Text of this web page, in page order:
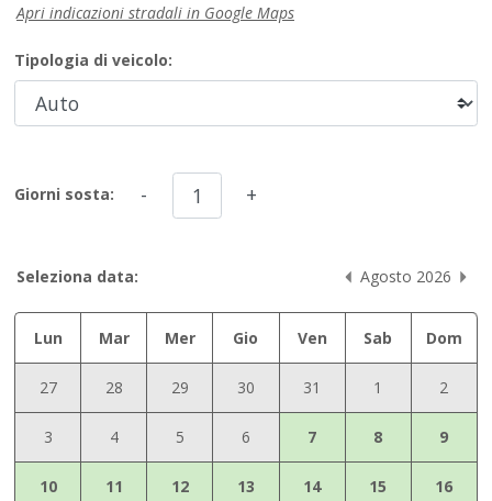
Apri indicazioni stradali in Google Maps
Tipologia di veicolo:
Giorni sosta: - +
Seleziona data: Agosto 2026
Lun Mar Mer Gio Ven Sab Dom
27 28 29 30 31 1 2
3 4 5 6 7 8 9
10 11 12 13 14 15 16